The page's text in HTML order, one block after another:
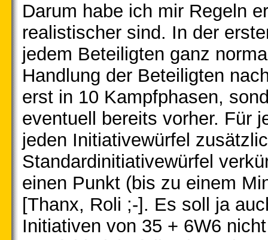
Darum habe ich mir Regeln
realistischer sind. In der
jedem Beteiligten ganz
Handlung der Beteiligten
erst in 10 Kampfphasen,
eventuell bereits vorher. Für
jeden Initiativewürfel
Standardinitiativewürfel
einen Punkt (bis zu einem
[Thanx, Roli ;-]. Es soll ja
Initiativen von 35 + 6W6